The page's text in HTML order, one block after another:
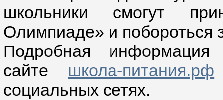
школьники смогут
Олимпиаде» и побороться
Подробная
сайте школа-питания.рф
социальных сетях.